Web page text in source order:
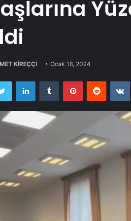
KİREÇÇİ Ocak 18, 2024
Twitter LinkedInTumblr PinterestReddit